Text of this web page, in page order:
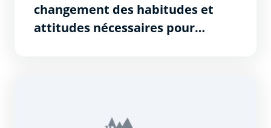
changement des habitudes et
attitudes nécessaires pour